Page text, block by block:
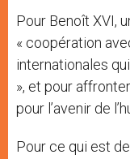
Pour Benoît XVI,
« coopération
internationales
», et pour
pour l’avenir de
Pour ce qui est